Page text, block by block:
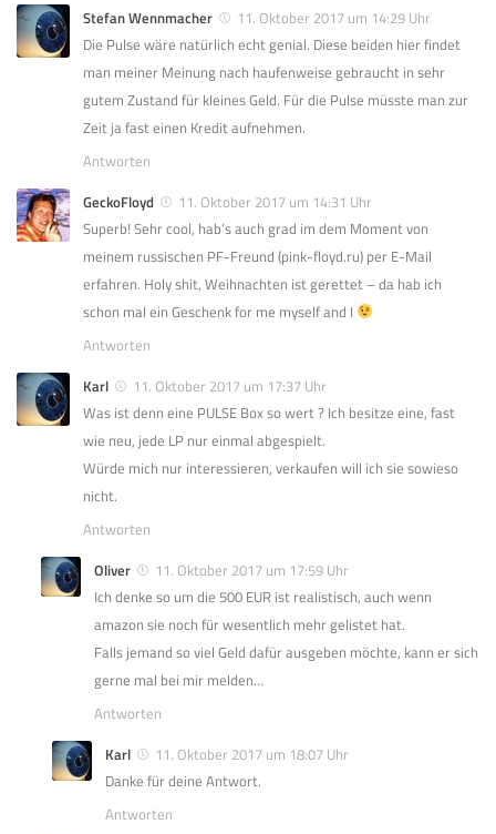
Stefan Wennmacher
11. Oktober 2017 um 14:29 Uhr
Die Pulse wäre natürlich echt genial. Diese beiden hier findet
man meiner Meinung nach haufenweise gebraucht in sehr
gutem Zustand für kleines Geld. Für die Pulse müsste man zur
Zeit ja fast einen Kredit aufnehmen.
Antworten
GeckoFloyd
11. Oktober 2017 um 14:31 Uhr
Superb! Sehr cool, hab’s auch grad im dem Moment von
meinem russischen PF-Freund (pink-floyd.ru) per E-Mail
erfahren. Holy shit, Weihnachten ist gerettet – da hab ich
schon mal ein Geschenk for me myself and I
Antworten
Karl
11. Oktober 2017 um 17:37 Uhr
Was ist denn eine PULSE Box so wert ? Ich besitze eine, fast
wie neu, jede LP nur einmal abgespielt.
Würde mich nur interessieren, verkaufen will ich sie sowieso
nicht.
Antworten
Oliver
11. Oktober 2017 um 17:59 Uhr
Ich denke so um die 500 EUR ist realistisch, auch wenn
amazon sie noch für wesentlich mehr gelistet hat.
Falls jemand so viel Geld dafür ausgeben möchte, kann er sich
gerne mal bei mir melden…
Antworten
Karl
11. Oktober 2017 um 18:07 Uhr
Danke für deine Antwort.
Antworten